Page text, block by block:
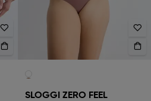
SLOGGI ZERO FEEL